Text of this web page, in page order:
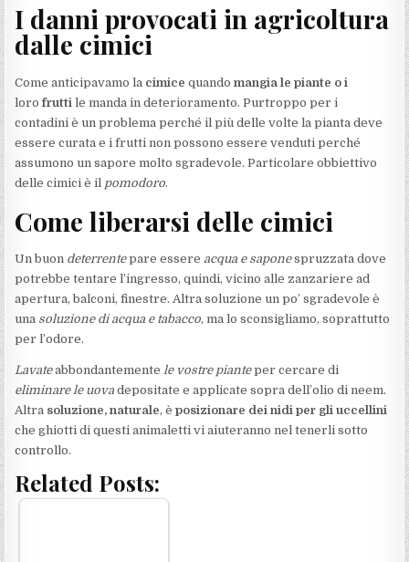
I danni provocati in agricoltura
dalle cimici
Come anticipavamo la cimice quandomangia le piante o i
lorofrutti le manda in deterioramento. Purtroppo per i
contadini è un problema perché il più delle volte la pianta deve
essere curata e i frutti non possono essere venduti perché
assumono un sapore molto sgradevole. Particolare obbiettivo
delle cimici è il pomodoro.
Come liberarsi delle cimici
Un buon deterrentepare essere acqua e saponespruzzata dove
potrebbe tentare l’ingresso, quindi, vicino alle zanzariere ad
apertura, balconi, finestre. Altra soluzione un po’ sgradevole è
una soluzione di acqua e tabacco, ma lo sconsigliamo, soprattutto
per l’odore.
Lavateabbondantementele vostre pianteper cercare di
eliminare le uova depositate e applicate sopra dell’olio di neem.
Altra soluzione, naturale, èposizionare dei nidi per gli uccellini
che ghiotti di questi animaletti vi aiuteranno nel tenerli sotto
controllo.
Related Posts: